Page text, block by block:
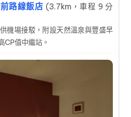
路線飯店 (3.7km，車程 9 分
機場接駁，附設天然溫泉與豐盛早
CP值中繼站。